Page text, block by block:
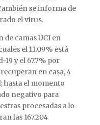
se informa de
el virus.
de camas UCI en
el 11.09% está
19 y el 67.7% por
en casa, 4
hasta el momento
negativo para
procesadas a lo
las 167.204